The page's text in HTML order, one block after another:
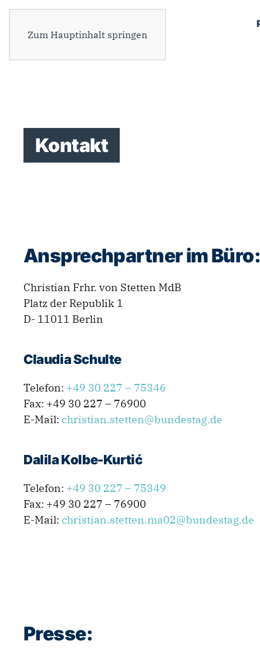
Zum Hauptinhalt springen
Kontakt
Ansprechpartner im Büro:
Christian Frhr. von Stetten MdB
Platz der Republik 1
D- 11011 Berlin
Claudia Schulte
Telefon: +49 30 227 – 75346
Fax: +49 30 227 – 76900
E-Mail: christian.stetten@bundestag.de
Dalila Kolbe-Kurtić
Telefon: +49 30 227 – 75349
Fax: +49 30 227 – 76900
E-Mail: christian.stetten.ma02@bundestag.de
Presse: